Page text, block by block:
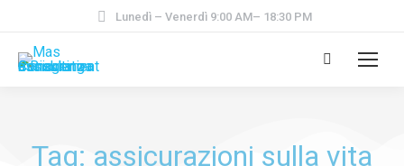
Lunedì – Venerdì 9:00 AM– 18:30 PM
Tag: assicurazioni sulla vita